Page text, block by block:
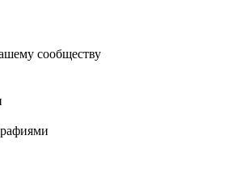
сообществу